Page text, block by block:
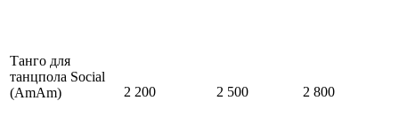
Танго для
танцпола Social
(AmAm)
2 200 2 500 2 800